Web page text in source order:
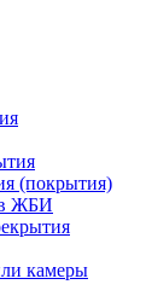
(покрытия)
ЖБИ
камеры